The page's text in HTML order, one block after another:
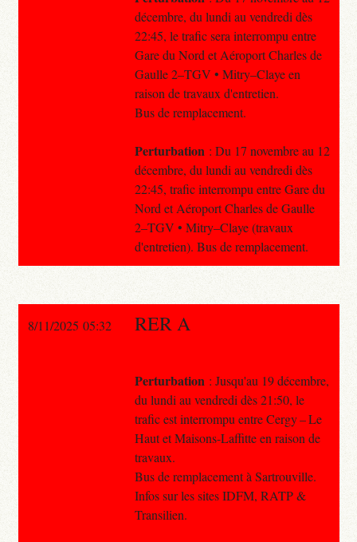
décembre, du lundi au vendredi dès
22:45, le trafic sera interrompu entre
Gare du Nord et Aéroport Charles de
Gaulle 2–TGV • Mitry–Claye en
raison de travaux d'entretien.
Bus de remplacement.
Perturbation : Du 17 novembre au 12
décembre, du lundi au vendredi dès
22:45, trafic interrompu entre Gare du
Nord et Aéroport Charles de Gaulle
2–TGV • Mitry–Claye (travaux
d'entretien). Bus de remplacement.
8/11/2025 05:32 RER A
Perturbation : Jusqu'au 19 décembre,
du lundi au vendredi dès 21:50, le
trafic est interrompu entre Cergy – Le
Haut et Maisons-Laffitte en raison de
travaux.
Bus de remplacement à Sartrouville.
Infos sur les sites IDFM, RATP &
Transilien.